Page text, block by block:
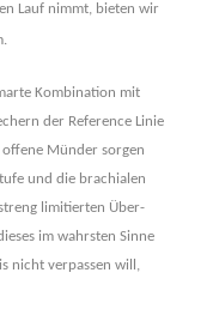
Lauf nimmt, bieten wir
Kombination mit
der Reference Linie
Münder sorgen
und die brachialen
limitierten Über-
im wahrsten Sinne
nicht verpassen will,